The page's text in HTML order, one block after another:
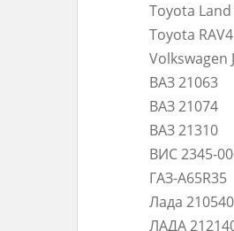
Toyota
Toyota RAV4
Volkswagen
ВАЗ 21063
ВАЗ 21074
ВАЗ 21310
ВИС 2345-
ГАЗ-A65R35
Лада 210540
ЛАДА